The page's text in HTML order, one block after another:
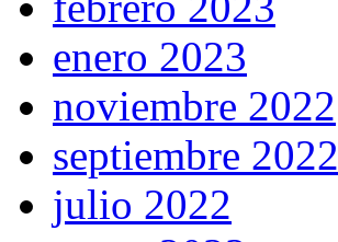
enero 2023
noviembre 2022
septiembre 2022
julio 2022